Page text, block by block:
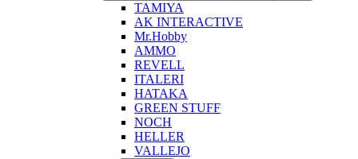
TAMIYA
AK INTERACTIVE
Mr.Hobby
AMMO
REVELL
ITALERI
HATAKA
GREEN STUFF
NOCH
HELLER
VALLEJO